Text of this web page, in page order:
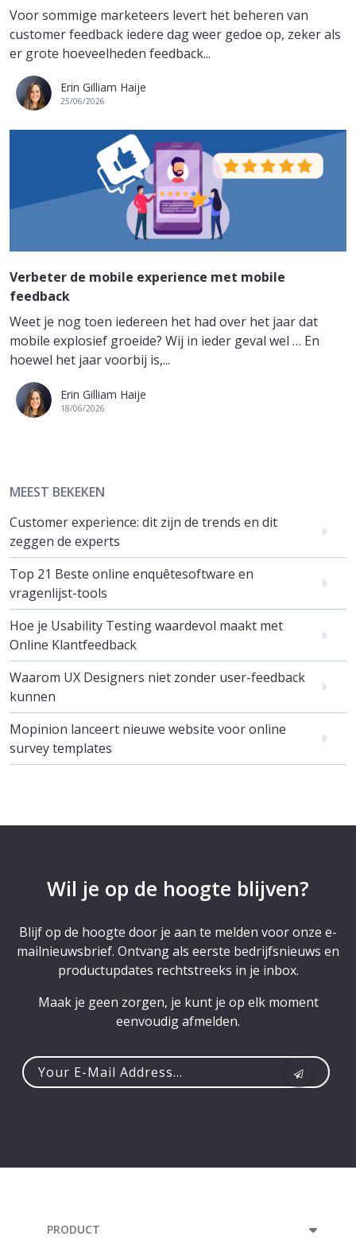
Voor sommige marketeers levert het beheren van
customer feedback iedere dag weer gedoe op, zeker als
er grote hoeveelheden feedback...
Erin Gilliam Haije
25/06/2026
Verbeter de mobile experience met mobile
feedback
Weet je nog toen iedereen het had over het jaar dat
mobile explosief groeide? Wij in ieder geval wel … En
hoewel het jaar voorbij is,...
Erin Gilliam Haije
18/06/2026
MEEST BEKEKEN
Customer experience: dit zijn de trends en dit
zeggen de experts
Top 21 Beste online enquêtesoftware en
vragenlijst-tools
Hoe je Usability Testing waardevol maakt met
Online Klantfeedback
Waarom UX Designers niet zonder user-feedback
kunnen
Mopinion lanceert nieuwe website voor online
survey templates
Wil je op de hoogte blijven?
Blijf op de hoogte door je aan te melden voor onze e-
mailnieuwsbrief. Ontvang als eerste bedrijfsnieuws en
productupdates rechtstreeks in je inbox.
Maak je geen zorgen, je kunt je op elk moment
eenvoudig afmelden.
PRODUCT